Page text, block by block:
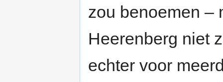
zou benoemen –
Heerenberg niet
echter voor